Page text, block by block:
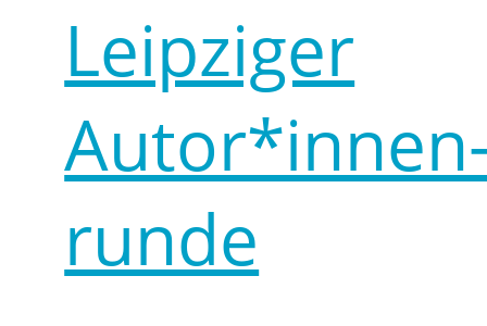
Leipziger
runde